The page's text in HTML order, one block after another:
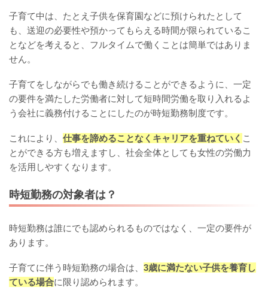
子育て中は、たとえ子供を保育園などに預けられたとして
も、送迎の必要性や預かってもらえる時間が限られているこ
となどを考えると、フルタイムで働くことは簡単ではありま
せん。
子育てをしながらでも働き続けることができるように、一定
の要件を満たした労働者に対して短時間労働を取り入れるよ
う会社に義務付けることにしたのが時短勤務制度です。
これにより、 仕事を諦めることなくキャリアを重ねていく こ
とができる方も増えますし、社会全体としても女性の労働力
を活用しやすくなります。
時短勤務の対象者は？
時短勤務は誰にでも認められるものではなく、一定の要件が
あります。
子育てに伴う時短勤務の場合は、 3歳に満たない子供を養育し
ている場合に限り認められます。